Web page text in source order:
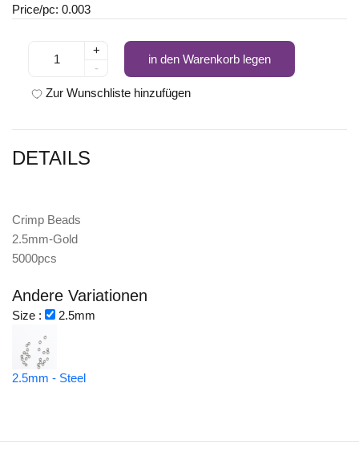
Price/pc: 0.003
+
-
in den Warenkorb legen
Zur Wunschliste hinzufügen
DETAILS
Crimp Beads
2.5mm-Gold
5000pcs
Andere Variationen
Size : 2.5mm
2.5mm - Steel